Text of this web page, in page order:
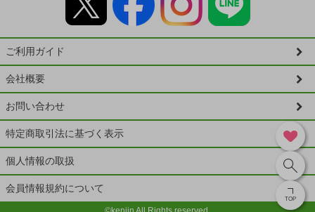
ご利用ガイド
会社概要
お問い合わせ
特定商取引法に基づく表示
個人情報の取扱
会員情報規約について
TOP